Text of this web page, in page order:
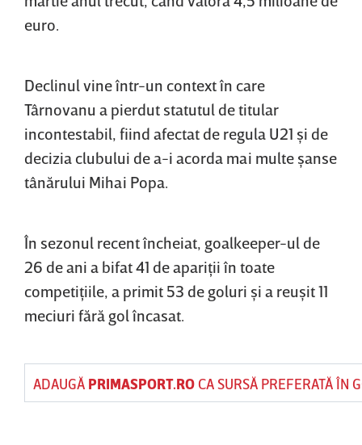
euro.
Declinul vine într-un context în care
Târnovanu a pierdut statutul de titular
incontestabil, fiind afectat de regula U21 şi de
decizia clubului de a-i acorda mai multe şanse
tânărului Mihai Popa.
În sezonul recent încheiat, goalkeeper-ul de
26 de ani a bifat 41 de apariţii în toate
competiţiile, a primit 53 de goluri şi a reuşit 11
meciuri fără gol încasat.
ADAUGĂ PRIMASPORT.ROCA SURSĂ PREFERATĂ ÎN